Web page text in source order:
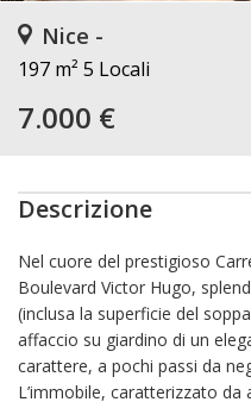
Nice -
197 m² 5 Locali
7.000 €
Descrizione
Nel cuore del prestigioso
Boulevard Victor Hugo,
(inclusa la superficie del
affaccio su giardino di un
carattere, a pochi passi da
L’immobile, caratterizzato